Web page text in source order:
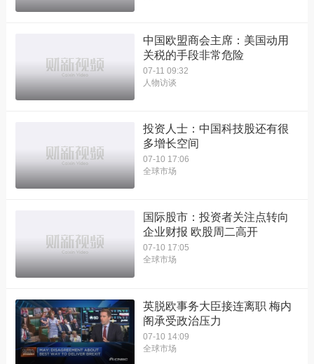
中国欧盟商会主席：美国动用
关税的手段非常危险
07-11 09:32
人物访谈
投资人士：中国科技股还有很
多增长空间
07-10 17:06
全球市场
国际股市：投资者关注点转向
企业财报 欧股周二高开
07-10 17:05
全球市场
英脱欧事务大臣接连离职 梅内
阁承受政治压力
07-10 14:09
全球市场